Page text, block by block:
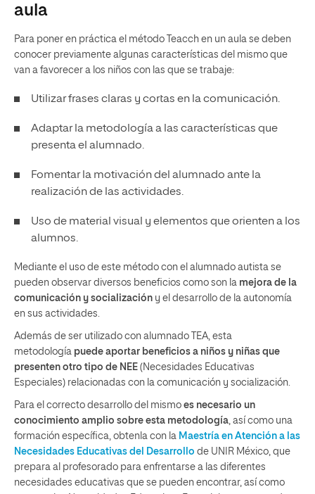
aula
Para poner en práctica el método Teacch en un aula se deben
conocer previamente algunas características del mismo que
van a favorecer a los niños con las que se trabaje:
Utilizar frases claras y cortas en la comunicación.
Adaptar la metodología a las características que
presenta el alumnado.
Fomentar la motivación del alumnado ante la
realización de las actividades.
Uso de material visual y elementos que orienten a los
alumnos.
Mediante el uso de este método con el alumnado autista se
pueden observar diversos beneficios como son la mejora de la
comunicación y socialización y el desarrollo de la autonomía
en sus actividades.
Además de ser utilizado con alumnado TEA, esta
metodología puede aportar beneficios a niños y niñas que
presenten otro tipo de NEE (Necesidades Educativas
Especiales) relacionadas con la comunicación y socialización.
Para el correcto desarrollo del mismo es necesario un
conocimiento amplio sobre esta metodología , así como una
formación específica, obtenla con la Maestría en Atención a las
Necesidades Educativas del Desarrollo de UNIR México, que
prepara al profesorado para enfrentarse a las diferentes
necesidades educativas que se pueden encontrar, así como